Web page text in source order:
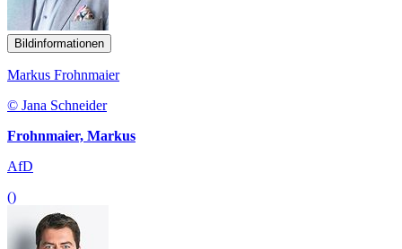
Bildinformationen
Markus Frohnmaier
© Jana Schneider
Frohnmaier, Markus
AfD
()